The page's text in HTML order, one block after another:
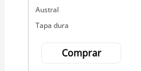
Editorial
Austral
Tapa dura
Comprar